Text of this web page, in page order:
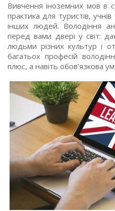
Вивчення іноземних мов в
практика для туристів,
інших людей. Володіння
перед вами двері у світ:
людьми різних культур і
багатьох професій
плюс, а навіть обов'язкова